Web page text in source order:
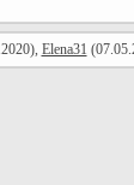
Elena31